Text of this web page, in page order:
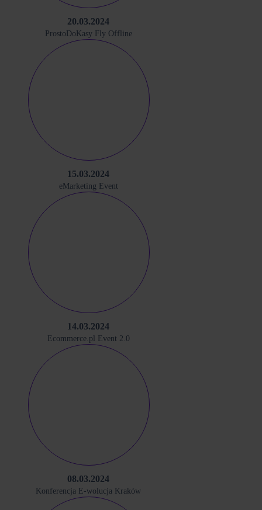
20.03.2024
ProstoDoKasy Fly Offline
15.03.2024
eMarketing Event
14.03.2024
Ecommerce.pl Event 2.0
08.03.2024
Konferencja E-wolucja Kraków